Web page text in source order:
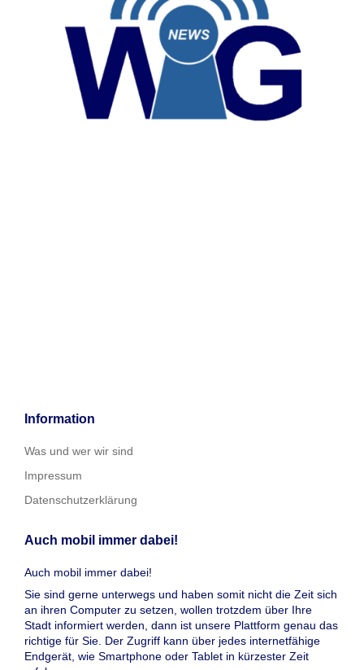
Information
Was und wer wir sind
Impressum
Datenschutzerklärung
Auch mobil immer dabei!
Auch mobil immer dabei!
Sie sind gerne unterwegs und haben somit nicht die Zeit sich
an ihren Computer zu setzen, wollen trotzdem über Ihre
Stadt informiert werden, dann ist unsere Plattform genau das
richtige für Sie. Der Zugriff kann über jedes internetfähige
Endgerät, wie Smartphone oder Tablet in kürzester Zeit